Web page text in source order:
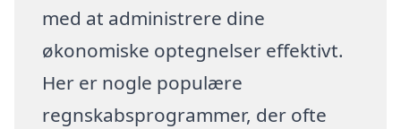
med at administrere dine
økonomiske optegnelser effektivt.
Her er nogle populære
regnskabsprogrammer, der ofte